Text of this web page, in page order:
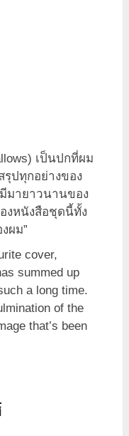
เป็นปกที่ผม
ปทุกอย่างของ
มายาวนานของ
งหนังสือชุดนี้ทั้ง
ผม”
cover,
summed up
a long time.
of the
that’s been